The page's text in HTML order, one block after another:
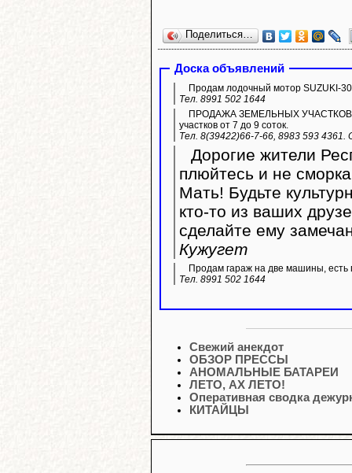
Поделиться…
Доска объявлений
Продам лодочный мотор SUZUKI-
Тел. 8991 502 1644
ПРОДАЖА ЗЕМЕЛЬНЫХ УЧАСТКОВ
участков от 7 до 9 соток.
Тел. 8(39422)66-7-66, 8983 593
Дорогие жители
плюйтесь и не
Мать! Будьте
кто-то из ваших
сделайте ему
Кужугет
Продам гараж на две машины, есть
Тел. 8991 502 1644
Свежий анекдот
ОБЗОР ПРЕССЫ
АНОМАЛЬНЫЕ БАТАРЕИ
ЛЕТО, АХ ЛЕТО!
Оперативная сводка
КИТАЙЦЫ